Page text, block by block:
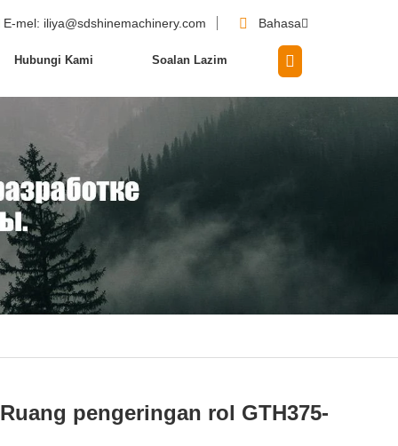
Hubungi Kami Soalan Lazim
E-mel: iliya@sdshinemachinery.com Bahasa
pengeringan rol GTH375-